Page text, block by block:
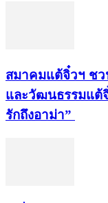
สมาคมแต้จิ๋วฯ ช
และวัฒนธรรมแต้
รักถึงอาม่า”